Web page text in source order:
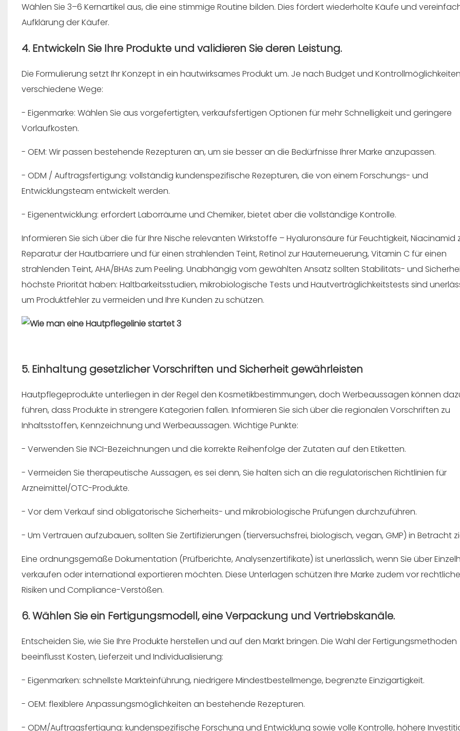
Wählen Sie 3–6 Kernartikel aus, die eine stimmige Routine bilden. Dies fördert wiederholte Käufe und
Aufklärung der Käufer.
4. Entwickeln Sie Ihre Produkte und validieren Sie deren Leistung.
Die Formulierung setzt Ihr Konzept in ein hautwirksames Produkt um. Je nach Budget und
verschiedene Wege:
- Eigenmarke: Wählen Sie aus vorgefertigten, verkaufsfertigen Optionen für mehr Schnelligkeit und geringere
Vorlaufkosten.
- OEM: Wir passen bestehende Rezepturen an, um sie besser an die Bedürfnisse Ihrer Marke anzupassen.
- ODM / Auftragsfertigung: vollständig kundenspezifische Rezepturen, die von einem Forschungs- und
Entwicklungsteam entwickelt werden.
- Eigenentwicklung: erfordert Laborräume und Chemiker, bietet aber die vollständige Kontrolle.
Informieren Sie sich über die für Ihre Nische relevanten Wirkstoffe – Hyaluronsäure für Feuchtigkeit, Niacinamid
Reparatur der Hautbarriere und für einen strahlenden Teint, Retinol zur Hauterneuerung, Vitamin C für einen
strahlenden Teint, AHA/BHAs zum Peeling. Unabhängig vom gewählten Ansatz sollten Stabilitäts- und
höchste Priorität haben: Haltbarkeitsstudien, mikrobiologische Tests und Hautverträglichkeitstests sind
um Produktfehler zu vermeiden und Ihre Kunden zu schützen.
5. Einhaltung gesetzlicher Vorschriften und Sicherheit gewährleisten
Hautpflegeprodukte unterliegen in der Regel den Kosmetikbestimmungen, doch Werbeaussagen können
führen, dass Produkte in strengere Kategorien fallen. Informieren Sie sich über die regionalen Vorschriften zu
Inhaltsstoffen, Kennzeichnung und Werbeaussagen. Wichtige Punkte:
- Verwenden Sie INCI-Bezeichnungen und die korrekte Reihenfolge der Zutaten auf den Etiketten.
- Vermeiden Sie therapeutische Aussagen, es sei denn, Sie halten sich an die regulatorischen Richtlinien für
Arzneimittel/OTC-Produkte.
- Vor dem Verkauf sind obligatorische Sicherheits- und mikrobiologische Prüfungen durchzuführen.
- Um Vertrauen aufzubauen, sollten Sie Zertifizierungen (tierversuchsfrei, biologisch, vegan, GMP) in Betracht
Eine ordnungsgemäße Dokumentation (Prüfberichte, Analysenzertifikate) ist unerlässlich, wenn Sie über
verkaufen oder international exportieren möchten. Diese Unterlagen schützen Ihre Marke zudem vor
Risiken und Compliance-Verstößen.
6. Wählen Sie ein Fertigungsmodell, eine Verpackung und Vertriebskanäle.
Entscheiden Sie, wie Sie Ihre Produkte herstellen und auf den Markt bringen. Die Wahl der Fertigungsmethoden
beeinflusst Kosten, Lieferzeit und Individualisierung:
- Eigenmarken: schnellste Markteinführung, niedrigere Mindestbestellmenge, begrenzte Einzigartigkeit.
- OEM: flexiblere Anpassungsmöglichkeiten an bestehende Rezepturen.
- ODM/Auftragsfertigung: kundenspezifische Forschung und Entwicklung sowie volle Kontrolle, höhere